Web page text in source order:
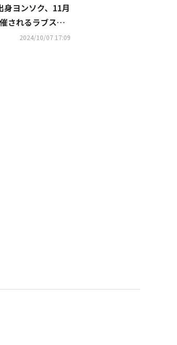
身ヨンソク、11月
されるラブスト
出演！2024/10/07 17:09